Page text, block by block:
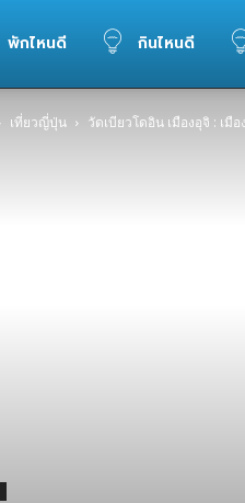
พักไหนดี กินไหนดี
เที่ยวญี่ปุ่น วัดเบียวโดอิน เมืองอุจิ : เมื